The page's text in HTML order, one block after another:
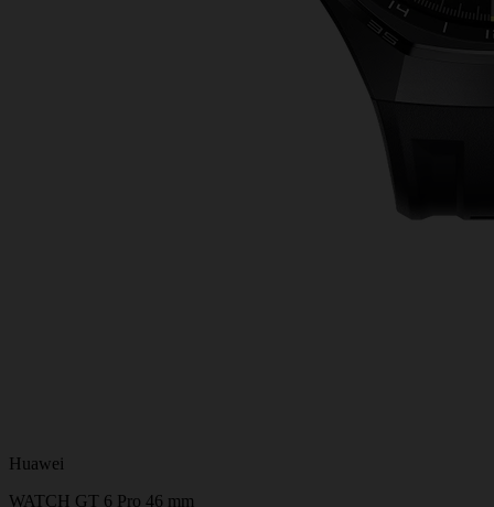
Huawei
WATCH GT 6 Pro 46 mm